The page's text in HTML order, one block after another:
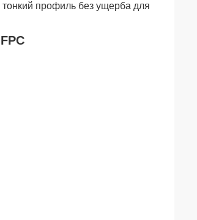
профиль без ущерба для